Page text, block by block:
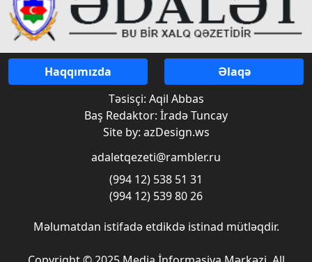
Haqqımızda
Əlaqə
Təsisçi: Aqil Abbas
Baş Redaktor: İradə Tuncay
Site by: azDesign.ws
adaletqezeti@rambler.ru
(994 12) 538 51 31
(994 12) 539 80 26
Məlumatdan istifadə etdikdə istinad mütləqdir.